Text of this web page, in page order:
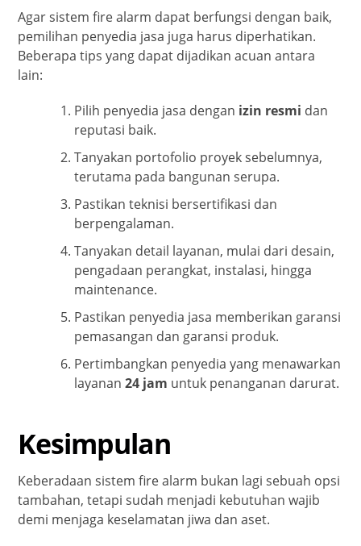
Agar sistem fire alarm dapat berfungsi dengan baik,
pemilihan penyedia jasa juga harus diperhatikan.
Beberapa tips yang dapat dijadikan acuan antara
lain:
Pilih penyedia jasa dengan izin resmi dan
reputasi baik.
Tanyakan portofolio proyek sebelumnya,
terutama pada bangunan serupa.
Pastikan teknisi bersertifikasi dan
berpengalaman.
Tanyakan detail layanan, mulai dari desain,
pengadaan perangkat, instalasi, hingga
maintenance.
Pastikan penyedia jasa memberikan garansi
pemasangan dan garansi produk.
Pertimbangkan penyedia yang menawarkan
layanan24 jam untuk penanganan darurat.
Kesimpulan
Keberadaan sistem fire alarm bukan lagi sebuah opsi
tambahan, tetapi sudah menjadi kebutuhan wajib
demi menjaga keselamatan jiwa dan aset.